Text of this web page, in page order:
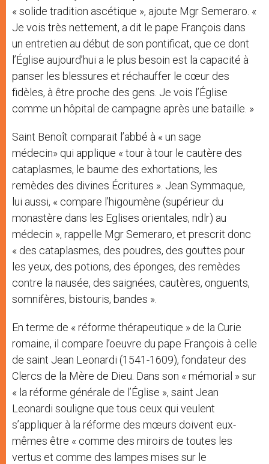
« solide tradition ascétique », ajoute Mgr Semeraro. «
Je vois très nettement, a dit le pape François dans
un entretien au début de son pontificat, que ce dont
l’Église aujourd’hui a le plus besoin est la capacité à
panser les blessures et réchauffer le cœur des
fidèles, à être proche des gens. Je vois l’Église
comme un hôpital de campagne après une bataille. »
Saint Benoît comparait l’abbé à « un sage
médecin» qui applique « tour à tour le cautère des
cataplasmes, le baume des exhortations, les
remèdes des divines Écritures ». Jean Symmaque,
lui aussi, « compare l’higoumène (supérieur du
monastère dans les Eglises orientales, ndlr) au
médecin », rappelle Mgr Semeraro, et prescrit donc
« des cataplasmes, des poudres, des gouttes pour
les yeux, des potions, des éponges, des remèdes
contre la nausée, des saignées, cautères, onguents,
somnifères, bistouris, bandes ».
En terme de « réforme thérapeutique » de la Curie
romaine, il compare l’oeuvre du pape François à celle
de saint Jean Leonardi (1541-1609), fondateur des
Clercs de la Mère de Dieu. Dans son « mémorial » sur
« la réforme générale de l’Église », saint Jean
Leonardi souligne que tous ceux qui veulent
s’appliquer à la réforme des mœurs doivent eux-
mêmes être « comme des miroirs de toutes les
vertus et comme des lampes mises sur le